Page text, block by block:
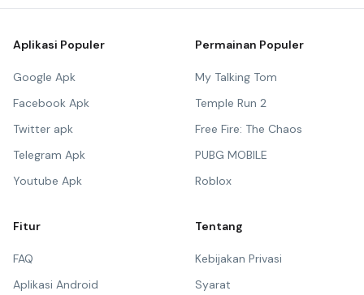
Aplikasi Populer
Google Apk
Facebook Apk
Twitter apk
Telegram Apk
Youtube Apk
Permainan Populer
My Talking Tom
Temple Run 2
Free Fire: The Chaos
PUBG MOBILE
Roblox
Fitur
FAQ
Aplikasi Android
Tentang
Kebijakan Privasi
Syarat